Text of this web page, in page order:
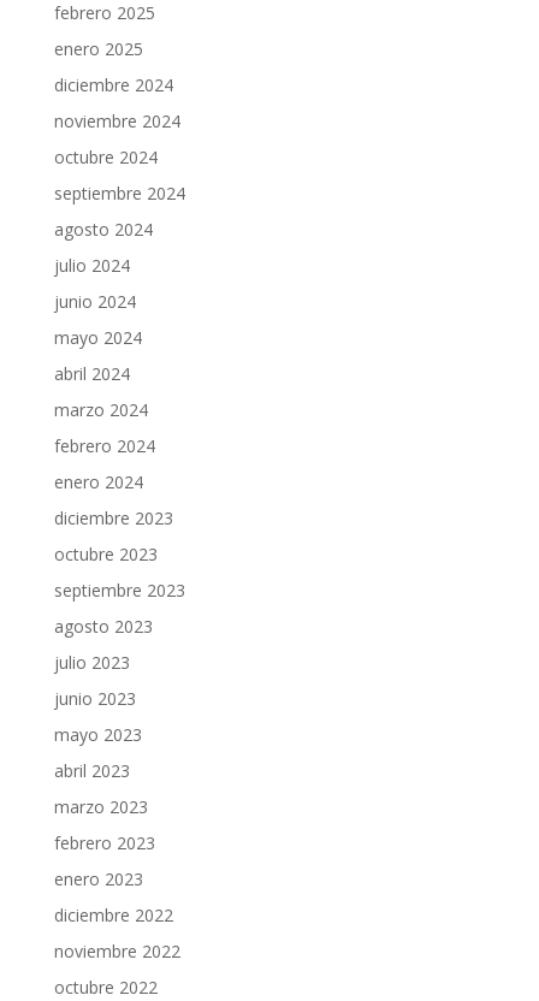
febrero 2025
enero 2025
diciembre 2024
noviembre 2024
octubre 2024
septiembre 2024
agosto 2024
julio 2024
junio 2024
mayo 2024
abril 2024
marzo 2024
febrero 2024
enero 2024
diciembre 2023
octubre 2023
septiembre 2023
agosto 2023
julio 2023
junio 2023
mayo 2023
abril 2023
marzo 2023
febrero 2023
enero 2023
diciembre 2022
noviembre 2022
octubre 2022